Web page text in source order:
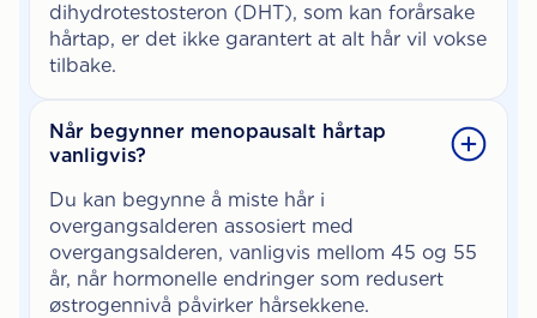
dihydrotestosteron (DHT), som kan forårsake
hårtap, er det ikke garantert at alt hår vil vokse
tilbake.
Når begynner menopausalt hårtap
vanligvis?
Du kan begynne å miste hår i
overgangsalderen assosiert med
overgangsalderen, vanligvis mellom 45 og 55
år, når hormonelle endringer som redusert
østrogennivå påvirker hårsekkene.